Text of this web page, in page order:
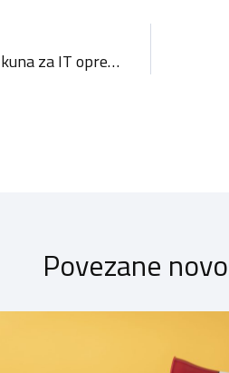
Vlada daje građanima 8 milijuna kuna za IT opremu i web-stranice
Povezane